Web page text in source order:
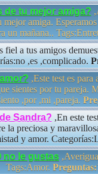
de tu mejor amiga?
mejor amiga.
un mañana..
fiel a tus amigos
,es ,complicado.
,Este test es para
sientes por tu pareja.
,por ,mi ,pareja.
Sandra? ,En este
la preciosa y
y amor.
no le gustas
Tags:Amor.